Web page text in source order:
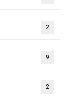
2
9
2